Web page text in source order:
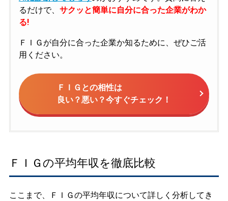
るだけで、 サクッと簡単に自分に合った企業がわか
る!
ＦＩＧが自分に合った企業か知るために、ぜひご活
用ください。
ＦＩＧとの相性は
良い？悪い？今すぐチェック！
ＦＩＧの平均年収を徹底比較
ここまで、ＦＩＧの平均年収について詳しく分析してき